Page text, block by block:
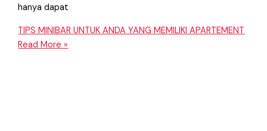
hanya dapat
TIPS MINIBAR UNTUK ANDA YANG MEMILIKI APARTEMENT
Read More »